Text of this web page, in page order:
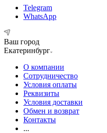
Telegram
WhatsApp
Ваш город
Екатеринбург
О компании
Сотрудничество
Условия оплаты
Реквизиты
Условия доставки
Обмен и возврат
Контакты
...